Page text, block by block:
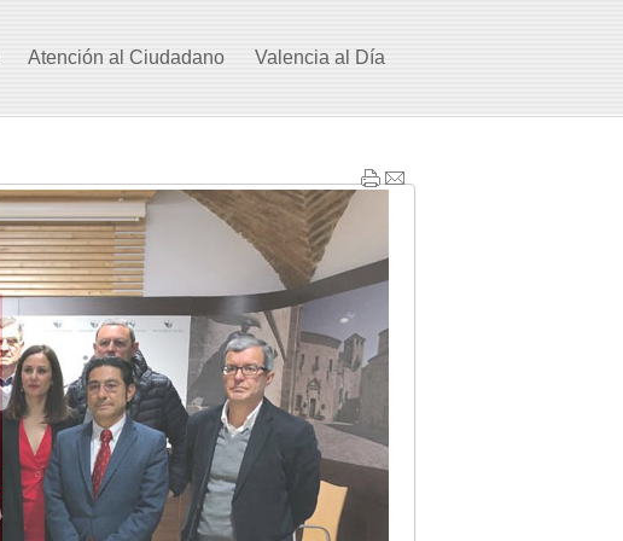
Atención al Ciudadano Valencia al Día